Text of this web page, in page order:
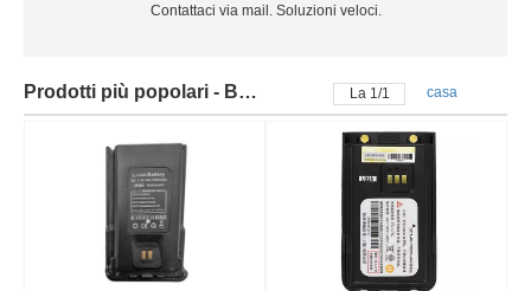
Contattaci via mail. Soluzioni veloci.
Prodotti più popolari - Batteria clarigo La 1/1 casa